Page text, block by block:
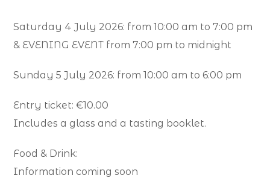
Saturday 4 July 2026: from 10:00 am to 7:00 pm
& EVENING EVENT from 7:00 pm to midnight
Sunday 5 July 2026: from 10:00 am to 6:00 pm
Entry ticket: €10.00
Includes a glass and a tasting booklet.
Food & Drink:
Information coming soon